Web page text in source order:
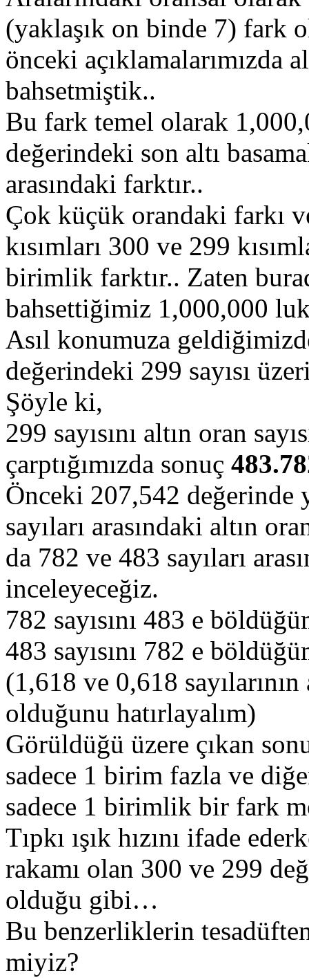
(yaklaşık on binde 7) fark
önceki açıklamalarımızda
bahsetmiştik..
Bu fark temel olarak
değerindeki son altı
arasındaki farktır..
Çok küçük orandaki farkı
kısımları 300 ve 299
birimlik farktır.. Zaten
bahsettiğimiz 1,000,000
Asıl konumuza
değerindeki 299 sayısı
Şöyle ki,
299 sayısını altın oran
çarptığımızda sonuç
Önceki 207,542 değerinde
sayıları arasındaki altın
da 782 ve 483 sayıları
inceleyeceğiz.
782 sayısını 483 e
483 sayısını 782 e
(1,618 ve 0,618
olduğunu hatırlayalım)
Görüldüğü üzere çıkan
sadece 1 birim fazla ve
sadece 1 birimlik bir fark
Tıpkı ışık hızını ifade
rakamı olan 300 ve 299
olduğu gibi…
Bu benzerliklerin
miyiz?